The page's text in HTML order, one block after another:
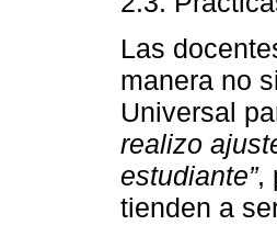
Las
manera no
Universal
realizo
estudiante”,
tienden a